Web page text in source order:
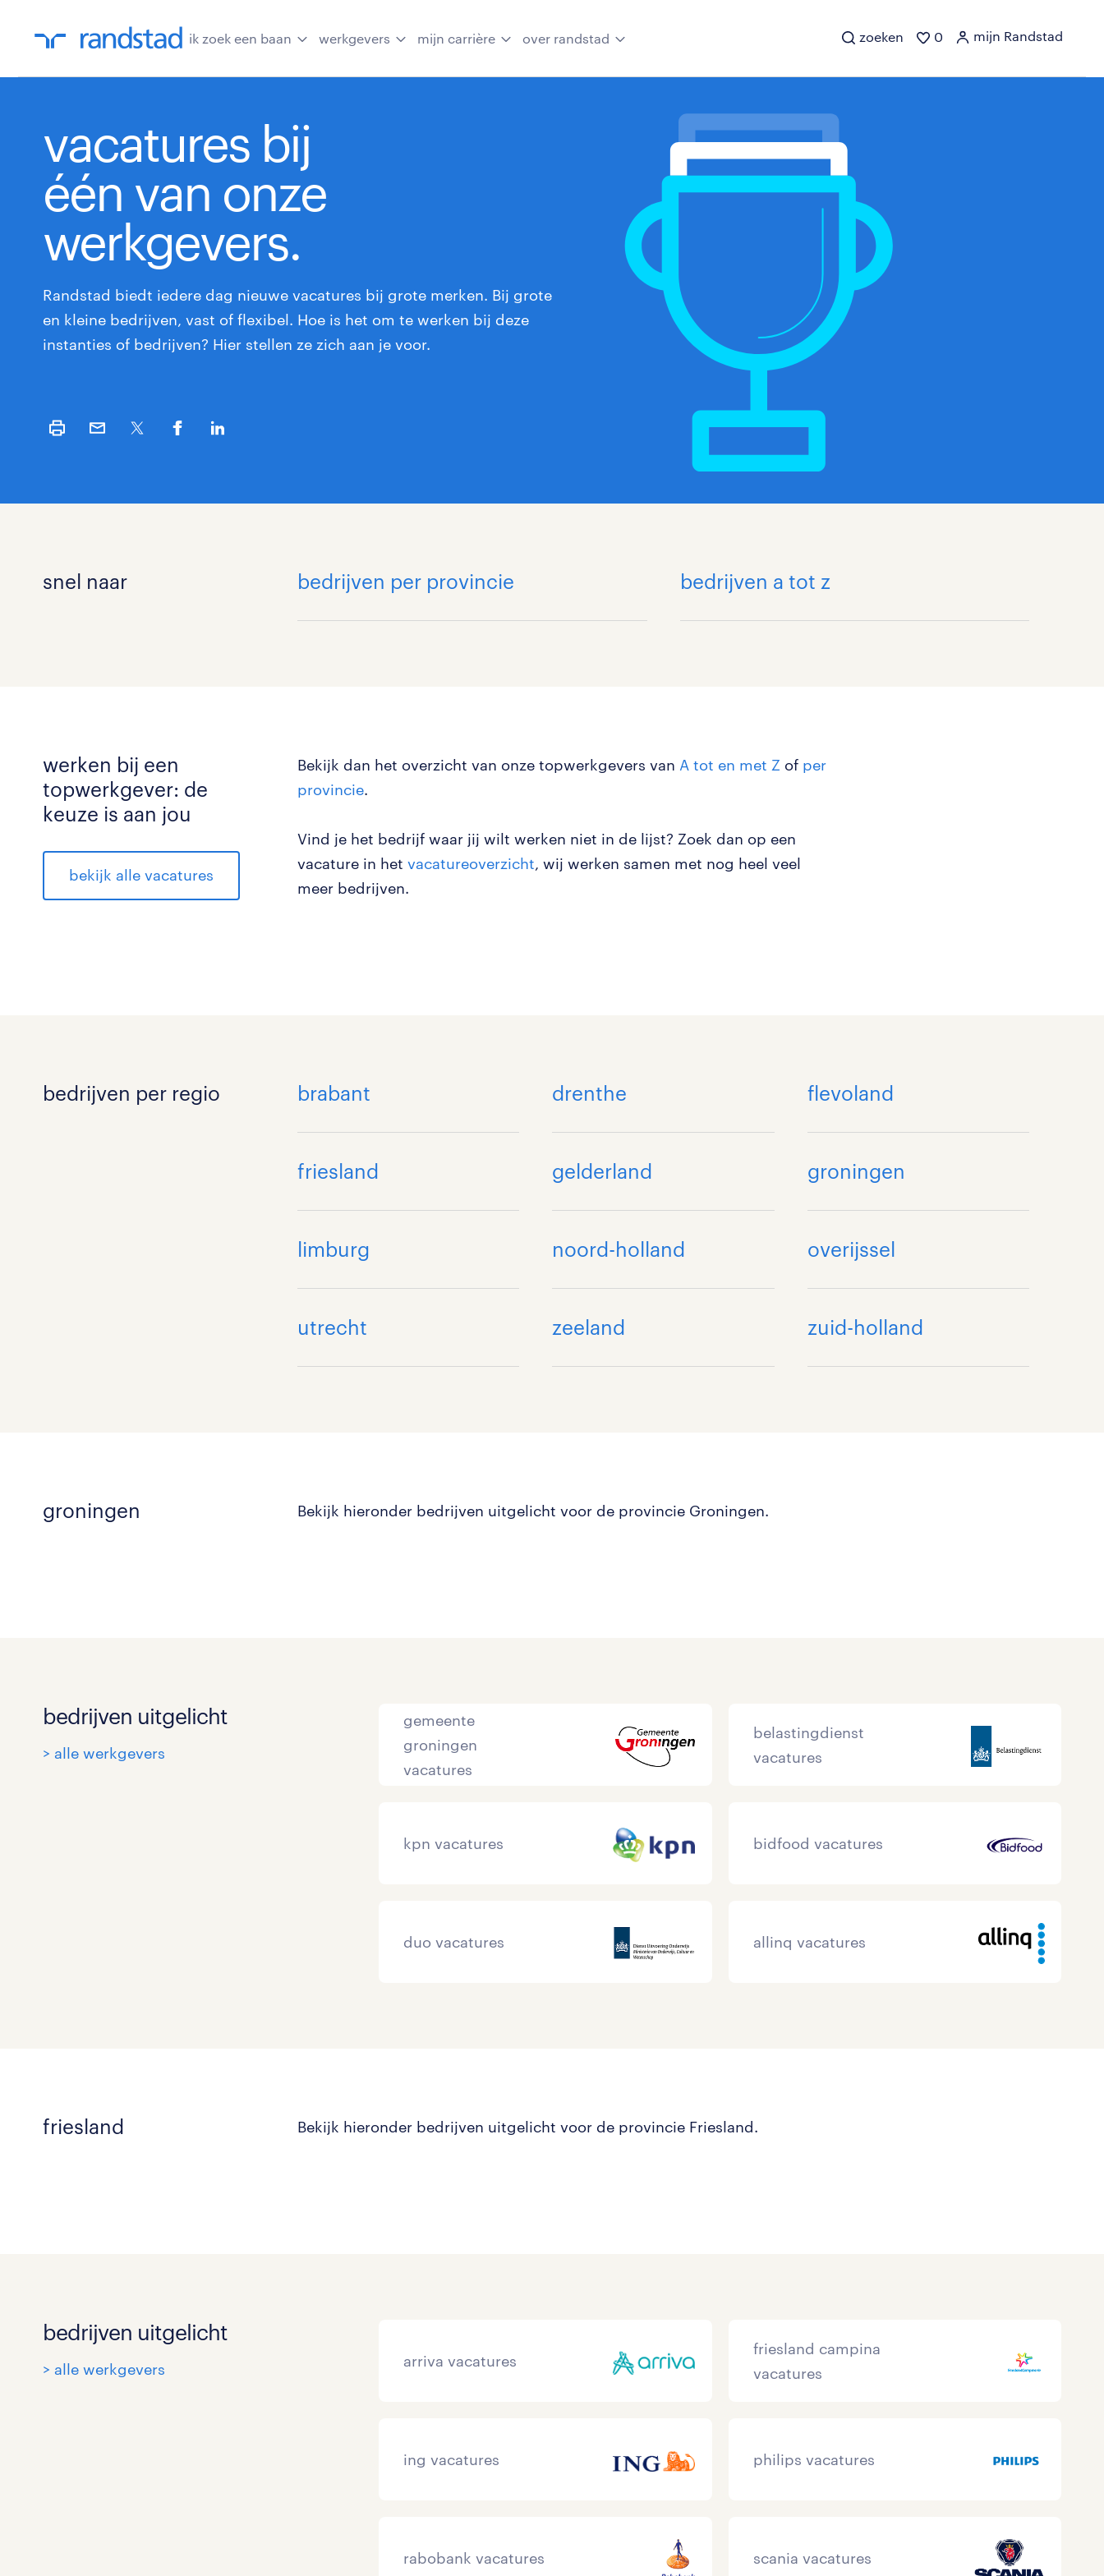
ik zoek een baan werkgevers mijn carrière over randstad zoeken 0 mijn Randstad
vacatures bij
één van onze
werkgevers.
Randstad biedt iedere dag nieuwe vacatures bij grote merken. Bij grote
en kleine bedrijven, vast of flexibel. Hoe is het om te werken bij deze
instanties of bedrijven? Hier stellen ze zich aan je voor.
snel naar bedrijven per provincie bedrijven a tot z
werken bij een
topwerkgever: de
keuze is aan jou
bekijk alle vacatures
Bekijk dan het overzicht van onze topwerkgevers van A tot en met Z of per
provincie.
Vind je het bedrijf waar jij wilt werken niet in de lijst? Zoek dan op een
vacature in het vacatureoverzicht, wij werken samen met nog heel veel
meer bedrijven.
bedrijven per regio brabant drenthe flevoland
friesland gelderland groningen
limburg noord-holland overijssel
utrecht zeeland zuid-holland
groningen Bekijk hieronder bedrijven uitgelicht voor de provincie Groningen.
bedrijven uitgelicht
> alle werkgevers
gemeente
groningen
vacatures
belastingdienst
vacatures
kpn vacatures bidfood vacatures
duo vacatures allinq vacatures
friesland Bekijk hieronder bedrijven uitgelicht voor de provincie Friesland.
bedrijven uitgelicht
> alle werkgevers arriva vacatures
friesland campina
vacatures
ing vacatures philips vacatures
rabobank vacatures scania vacatures